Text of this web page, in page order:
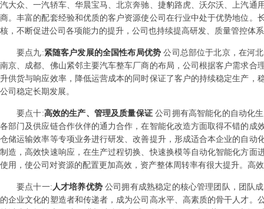
汽大众、一汽轿车、华晨宝马、北京奔驰、捷豹路虎、沃尔沃、上汽
商。丰富的配套经验和优质的客户资源使公司在行业中处于优势地位
核，不断促进公司各项能力的提升，公司也持续提高研发、质量管控体
要点九:紧随客户发展的全国性布局优势公司总部位于北京，在河
南京、成都、佛山紧邻主要汽车整车厂商的布局，公司根据客户需求
升供货与响应效率，降低运营成本的同时保证了客户的持续稳定生产
公司稳定长期发展。
要点十:高效的生产、管理及质量保证公司拥有高智能化的自动化
各部门及供应链合作伙伴的通力合作，在智能化改造方面取得不错的
仓储运输效率等专项业务进行研发、改善提升，形成适合本企业的自
制造，高效快速响应，在生产过程切换、快速换模等自动化智能化方
使用，使公司对资源的配置更加高效，资产整体周转率有很大提升。高
要点十一: 人才培养优势公司拥有成熟稳定的核心管理团队，团队
的企业文化的塑造者和传递者，成为公司高水平、高素质的骨干人才